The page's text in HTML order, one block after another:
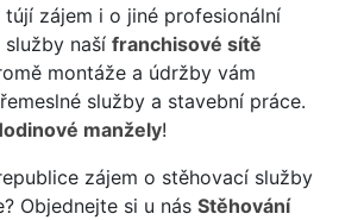
tújí zájem i o jiné profesionální
služby naší franchisové sítě
montáže a údržby vám
služby a stavební práce.
manžely!
zájem o stěhovací služby
Objednejte si u nás Stěhování